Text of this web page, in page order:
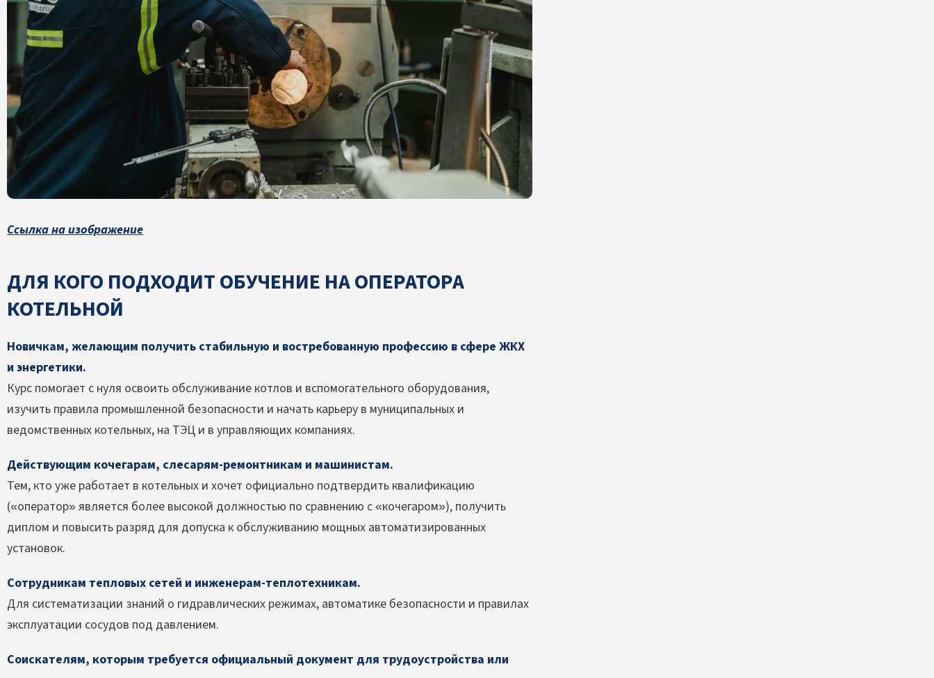
Ссылка на изображение
ДЛЯ КОГО ПОДХОДИТ ОБУЧЕНИЕ НА ОПЕРАТОРА
КОТЕЛЬНОЙ
Новичкам, желающим получить стабильную и востребованную профессию в сфере ЖКХ
и энергетики.
Курс помогает с нуля освоить обслуживание котлов и вспомогательного оборудования,
изучить правила промышленной безопасности и начать карьеру в муниципальных и
ведомственных котельных, на ТЭЦ и в управляющих компаниях.
Действующим кочегарам, слесарям-ремонтникам и машинистам.
Тем, кто уже работает в котельных и хочет официально подтвердить квалификацию
(«оператор» является более высокой должностью по сравнению с «кочегаром»), получить
диплом и повысить разряд для допуска к обслуживанию мощных автоматизированных
установок.
Сотрудникам тепловых сетей и инженерам-теплотехникам.
Для систематизации знаний о гидравлических режимах, автоматике безопасности и правилах
эксплуатации сосудов под давлением.
Соискателям, которым требуется официальный документ для трудоустройства или